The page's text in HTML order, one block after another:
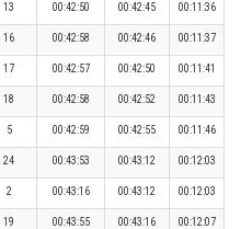
13 00:42:50 00:42:45 00:11:36
16 00:42:58 00:42:46 00:11:37
17 00:42:57 00:42:50 00:11:41
18 00:42:58 00:42:52 00:11:43
5 00:42:59 00:42:55 00:11:46
24 00:43:53 00:43:12 00:12:03
2 00:43:16 00:43:12 00:12:03
19 00:43:55 00:43:16 00:12:07